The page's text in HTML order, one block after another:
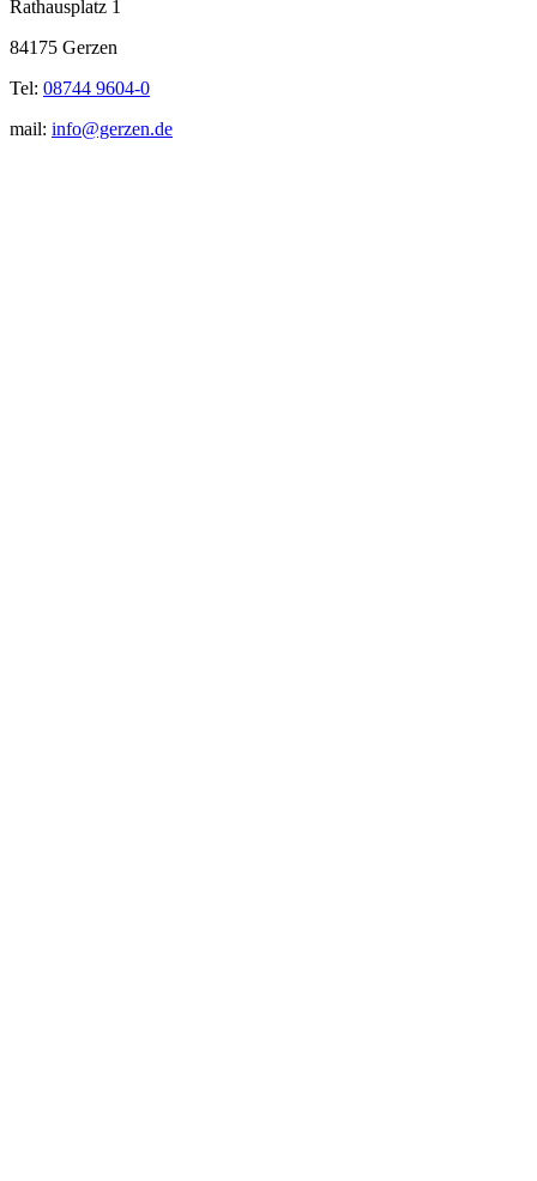
Rathausplatz 1
84175 Gerzen
Tel: 08744 9604-0
mail: info@gerzen.de